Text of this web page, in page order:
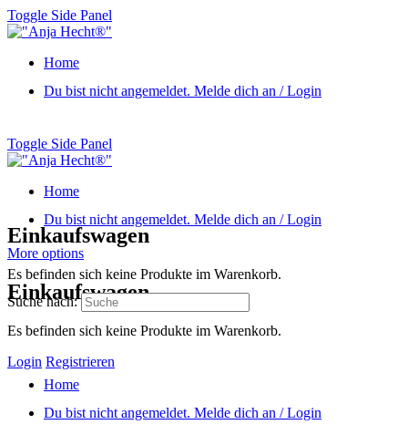
Toggle Side Panel
Home
Du bist nicht angemeldet. Melde dich an / Login
Toggle Side Panel
Home
Du bist nicht angemeldet. Melde dich an / Login
More options
Einkaufswagen
Es befinden sich keine Produkte im Warenkorb.
Login Registrieren
Einkaufswagen
Es befinden sich keine Produkte im Warenkorb.
Suche nach:
Home
Du bist nicht angemeldet. Melde dich an / Login